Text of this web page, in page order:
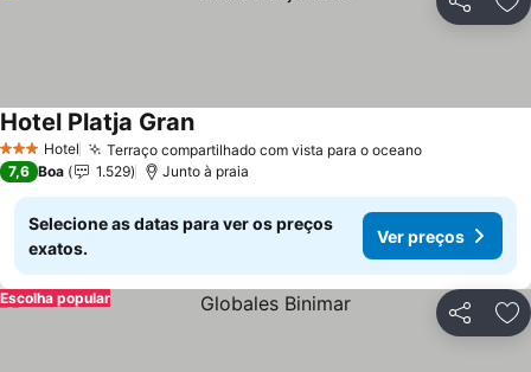
Partilhar
3 EstrelasHotel Terraço compartilhado com vista para o oceano
Hotel Platja Gran
7,6 Boa 1.529 Junto à praia
Selecione as datas para ver os preços
exatos.
Ver preços
Partilhar
Escolha popular